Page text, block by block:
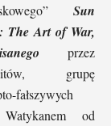
Sun
The Art of War,
przez
grupę
fałszywych
od